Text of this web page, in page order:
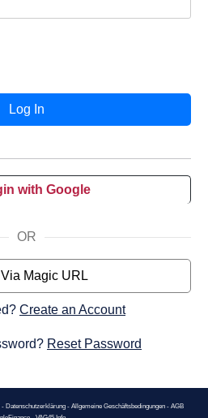
with Google
OR
Magic URL
Create an Account
Reset Password
- Datenschutzerklärung- Allgemeine Geschäftsbedingungen- AGB